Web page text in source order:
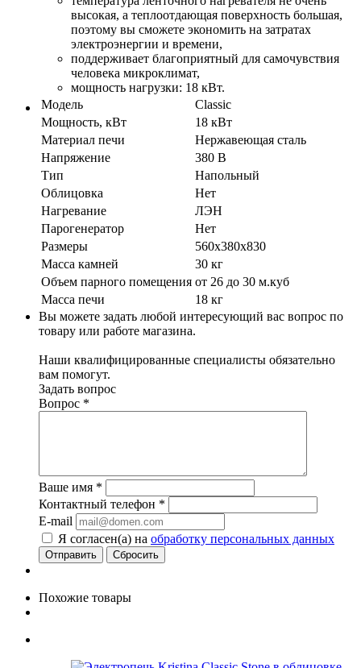
высокая, а теплоотдающая поверхность большая,
поэтому вы сможете экономить на затратах
электроэнергии и времени,
поддерживает благоприятный для самочувствия
человека микроклимат,
мощность нагрузки: 18 кВт.
Модель
Classic
Мощность, кВт
18 кВт
Материал печи
Нержавеющая сталь
Напряжение
380 В
Тип
Напольный
Облицовка
Нет
Нагревание
ЛЭН
Парогенератор
Нет
Размеры
560х380х830
Масса камней
30 кг
Объем парного помещения от 26 до 30 м.куб
Масса печи
18 кг
Вы можете задать любой интересующий вас вопрос по
товару или работе магазина.
Наши квалифицированные специалисты обязательно
вам помогут.
Задать вопрос
Вопрос *
Ваше имя *
Контактный телефон *
E-mail
Я согласен(а) на обработку персональных данных
Сбросить
Похожие товары